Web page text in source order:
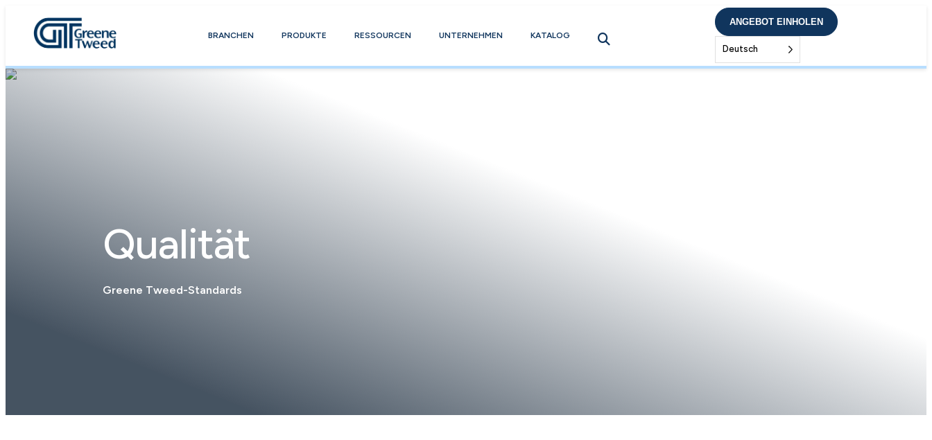
BRANCHEN PRODUKTE RESSOURCEN UNTERNEHMEN KATALOG
ANGEBOT EINHOLEN
Deutsch
Qualität
Greene Tweed-Standards